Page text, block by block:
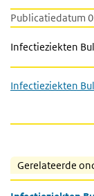
Publicatiedatum
Infectieziekten
Infectieziekten
Gerelateerde